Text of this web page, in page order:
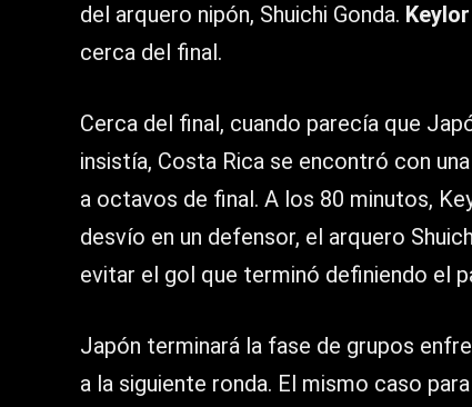
del arquero nipón, Shuichi Gonda.
cerca del final.
Cerca del final, cuando parecía que
insistía, Costa Rica se encontró con
a octavos de final. A los 80 minutos,
desvío en un defensor, el arquero
evitar el gol que terminó definiendo el
Japón terminará la fase de grupos
a la siguiente ronda. El mismo caso